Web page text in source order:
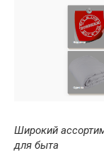
Широкий
для быта